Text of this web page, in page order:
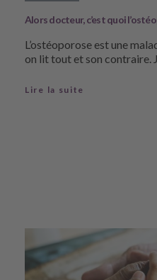
Alors docteur, c’est quoi
L’ostéoporose est une
on lit tout et son contraire.
Lire la suite